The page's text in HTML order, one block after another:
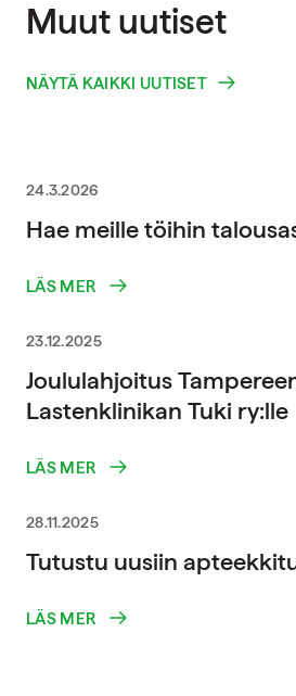
Muut uutiset
NÄYTÄ KAIKKI UUTISET
24.3.2026
Hae meille töihin
LÄS MER
23.12.2025
Joululahjoitus
Lastenklinikan Tuki ry:lle
LÄS MER
28.11.2025
Tutustu uusiin
LÄS MER